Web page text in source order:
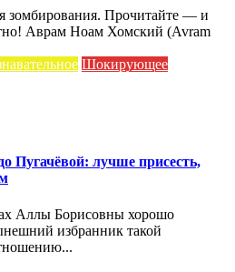
зомбирования. Прочитайте — и
Аврам Ноам Хомский (Avram
Шокирующее
Пугачёвой: лучше присесть,
Аллы Борисовны хорошо
избранник такой